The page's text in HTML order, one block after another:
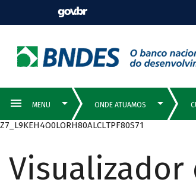
Z7_L9KEH4O0LORH80ALCLTPF80S71
Visualizador